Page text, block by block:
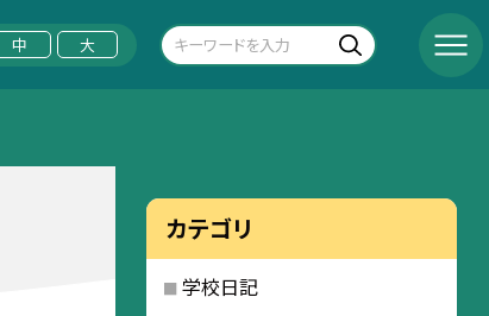
中 大
カテゴリ
学校日記